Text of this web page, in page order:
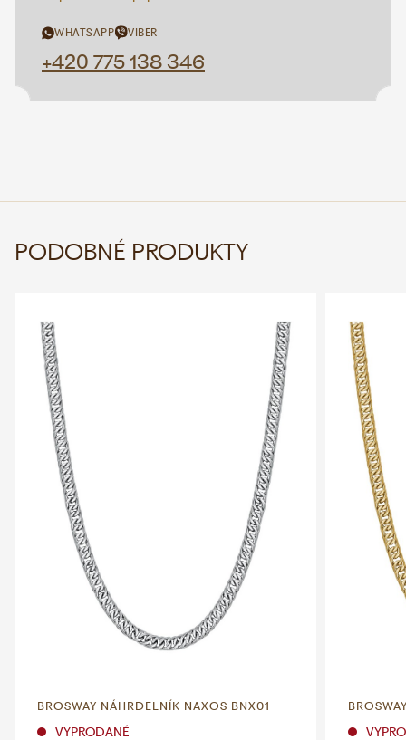
WHATSAPP VIBER
+420 775 138 346
PODOBNÉ PRODUKTY
BROSWAY NÁHRDELNÍK NAXOS BNX01
VYPRODANÉ